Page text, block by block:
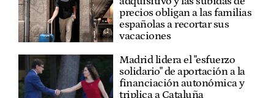
precios obligan a las familias
españolas a recortar sus
vacaciones
Madrid lidera el "esfuerzo
solidario" de aportación a la
financiación autonómica y
triplica a Cataluña